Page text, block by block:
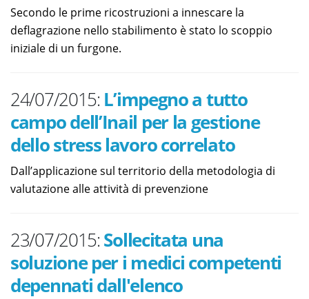
Secondo le prime ricostruzioni a innescare la
deflagrazione nello stabilimento è stato lo scoppio
iniziale di un furgone.
24/07/2015: L’impegno a tutto
campo dell’Inail per la gestione
dello stress lavoro correlato
Dall’applicazione sul territorio della metodologia di
valutazione alle attività di prevenzione
23/07/2015:Sollecitata una
soluzione per i medici competenti
depennati dall'elenco